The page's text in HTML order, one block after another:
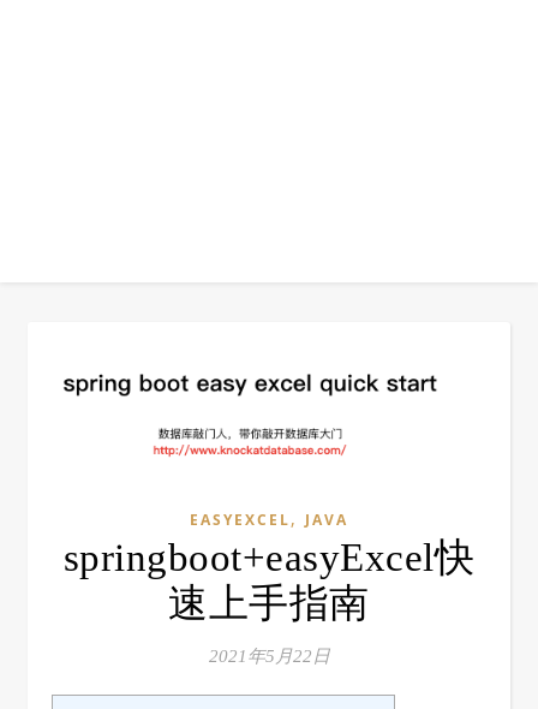
EASYEXCEL, JAVA
springboot+easyExcel快
速上手指南
2021年5月22日